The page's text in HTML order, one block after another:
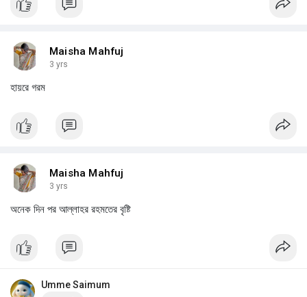
Maisha Mahfuj
3 yrs
হায়রে গরম
Maisha Mahfuj
3 yrs
অনেক দিন পর আল্লাহর রহমতের বৃষ্টি
Umme Saimum